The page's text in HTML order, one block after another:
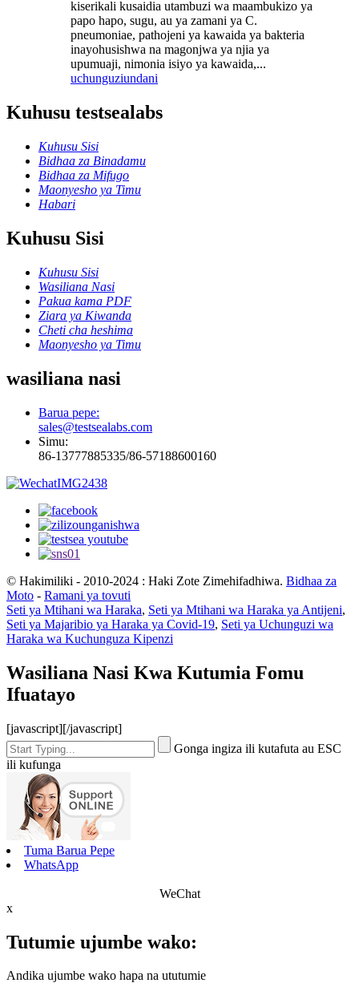
kiserikali kusaidia utambuzi wa maambukizo ya
papo hapo, sugu, au ya zamani ya C.
pneumoniae, pathojeni ya kawaida ya bakteria
inayohusishwa na magonjwa ya njia ya
upumuaji, nimonia isiyo ya kawaida,...
uchunguziundani
Kuhusu testsealabs
Kuhusu Sisi
Bidhaa za Binadamu
Bidhaa za Mifugo
Maonyesho ya Timu
Habari
Kuhusu Sisi
Kuhusu Sisi
Wasiliana Nasi
Pakua kama PDF
Ziara ya Kiwanda
Cheti cha heshima
Maonyesho ya Timu
wasiliana nasi
Barua pepe:
sales@testsealabs.com
Simu:
86-13777885335/86-57188600160
© Hakimiliki - 2010-2024 : Haki Zote Zimehifadhiwa. Bidhaa za
Moto - Ramani ya tovuti
Seti ya Mtihani wa Haraka, Seti ya Mtihani wa Haraka ya Antijeni,
Seti ya Majaribio ya Haraka ya Covid-19, Seti ya Uchunguzi wa
Haraka wa Kuchunguza Kipenzi
Wasiliana Nasi Kwa Kutumia Fomu
Ifuatayo
[javascript][/javascript]
Gonga ingiza ili kutafuta au ESC
ili kufunga
Tuma Barua Pepe
WhatsApp
WeChat
x
Tutumie ujumbe wako:
Andika ujumbe wako hapa na ututumie